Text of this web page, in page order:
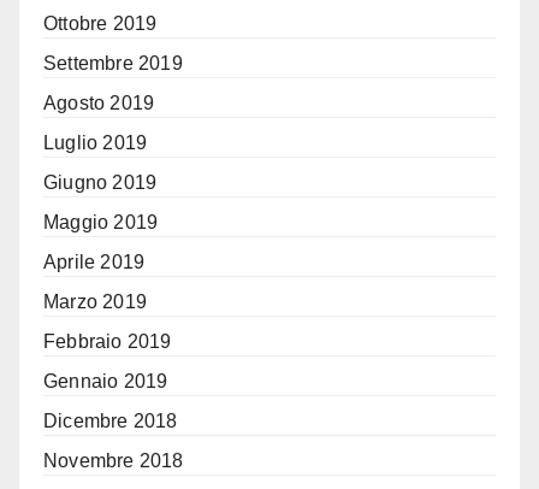
Ottobre 2019
Settembre 2019
Agosto 2019
Luglio 2019
Giugno 2019
Maggio 2019
Aprile 2019
Marzo 2019
Febbraio 2019
Gennaio 2019
Dicembre 2018
Novembre 2018